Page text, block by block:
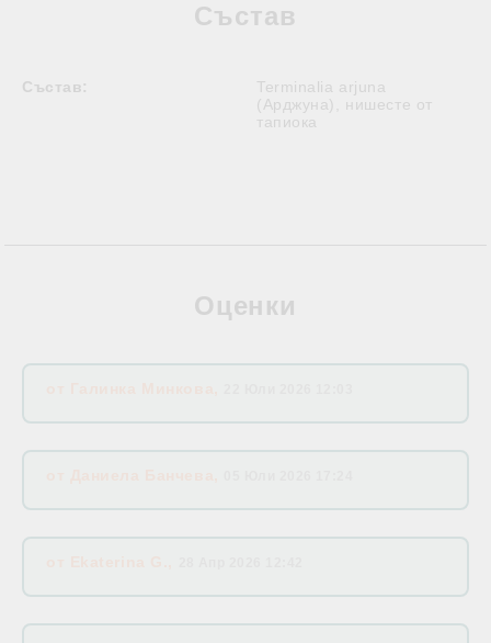
Състав
Състав:
Terminalia arjuna
(Арджуна), нишесте от
тапиока
Оценки